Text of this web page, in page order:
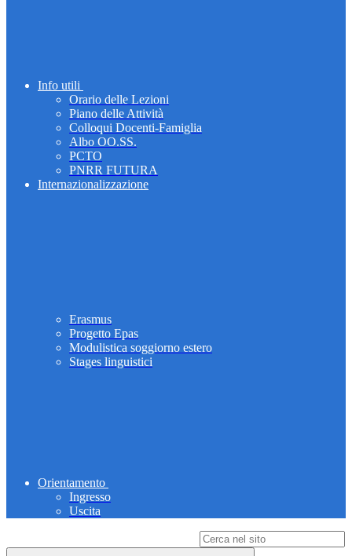
Info utili
Orario delle Lezioni
Piano delle Attività
Colloqui Docenti-Famiglia
Albo OO.SS.
PCTO
PNRR FUTURA
Internazionalizzazione
Erasmus
Progetto Epas
Modulistica soggiorno estero
Stages linguistici
Orientamento
Ingresso
Uscita